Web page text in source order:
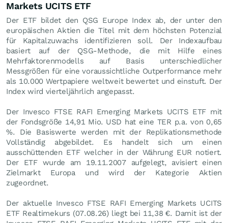
Markets UCITS ETF
Der ETF bildet den QSG Europe Index ab, der unter den
europäischen Aktien die Titel mit dem höchsten Potenzial
für Kapitalzuwachs identifizieren soll. Der Indexaufbau
basiert auf der QSG-Methode, die mit Hilfe eines
Mehrfaktorenmodells auf Basis unterschiedlicher
Messgrößen für eine voraussichtliche Outperformance mehr
als 10.000 Wertpapiere weltweit bewertet und einstuft. Der
Index wird vierteljährlich angepasst.
Der Invesco FTSE RAFI Emerging Markets UCITS ETF mit
der Fondsgröße 14,91 Mio. USD hat eine TER p.a. von 0,65
%. Die Basiswerte werden mit der Replikationsmethode
Vollständig abgebildet. Es handelt sich um einen
ausschüttenden ETF welcher in der Währung EUR notiert.
Der ETF wurde am 19.11.2007 aufgelegt, avisiert einen
Zielmarkt Europa und wird der Kategorie Aktien
zugeordnet.
Der aktuelle Invesco FTSE RAFI Emerging Markets UCITS
ETF Realtimekurs (07.08.26) liegt bei 11,38 €. Damit ist der